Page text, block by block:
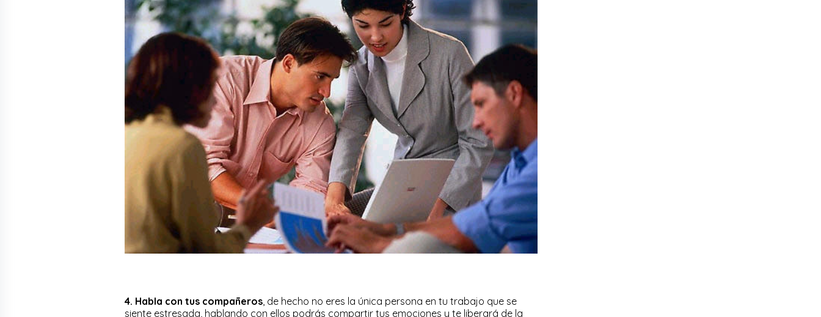
4. Habla con tus compañeros , de hecho no eres la única persona en tu trabajo que se
siente estresada, hablando con ellos podrás compartir tus emociones y te liberará de la